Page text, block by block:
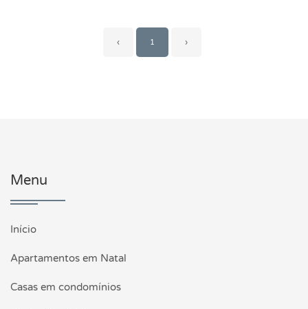
‹ 1 ›
Menu
Início
Apartamentos em Natal
Casas em condomínios